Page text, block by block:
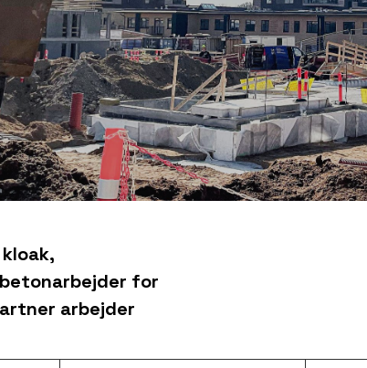
for
arbejder